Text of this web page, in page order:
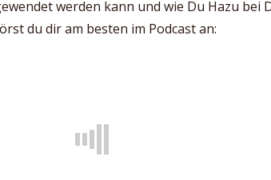
werden kann und wie Du Hazu bei
du dir am besten im Podcast an: